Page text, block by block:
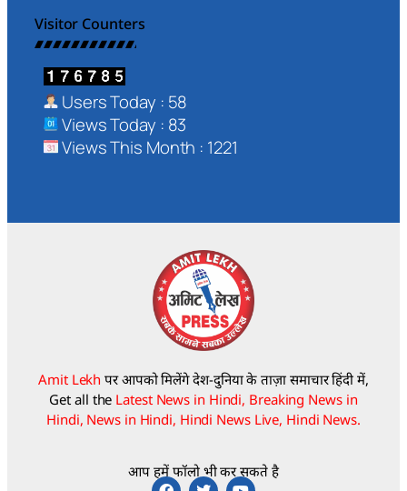
Visitor Counters
Users Today : 58
Views Today : 83
Views This Month : 1221
Amit Lekh पर आपको मिलेंगे देश-दुनिया के ताज़ा समाचार हिंदी में,
Get all the Latest News in Hindi, Breaking News in
Hindi, News in Hindi, Hindi News Live, Hindi News.
आप हमें फॉलो भी कर सकते है